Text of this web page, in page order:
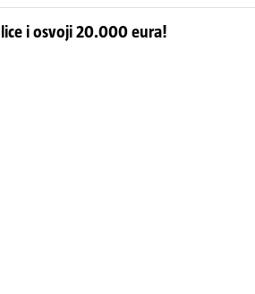
i osvoji 20.000 eura!